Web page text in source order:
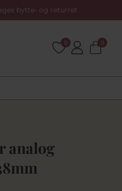
bytte- og returret
0 0
analog